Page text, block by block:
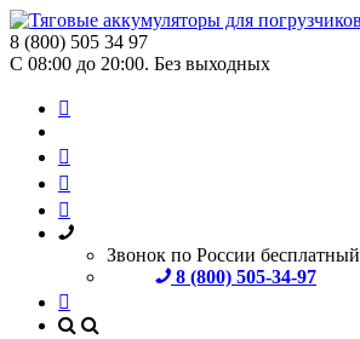
8 (800) 505 34 97
С 08:00 до 20:00. Без выходных
Звонок по России бесплатный
8 (800) 505-34-97